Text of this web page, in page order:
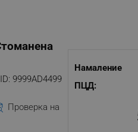
9999AD4499
Проверка на
Намаление
ПЦД: